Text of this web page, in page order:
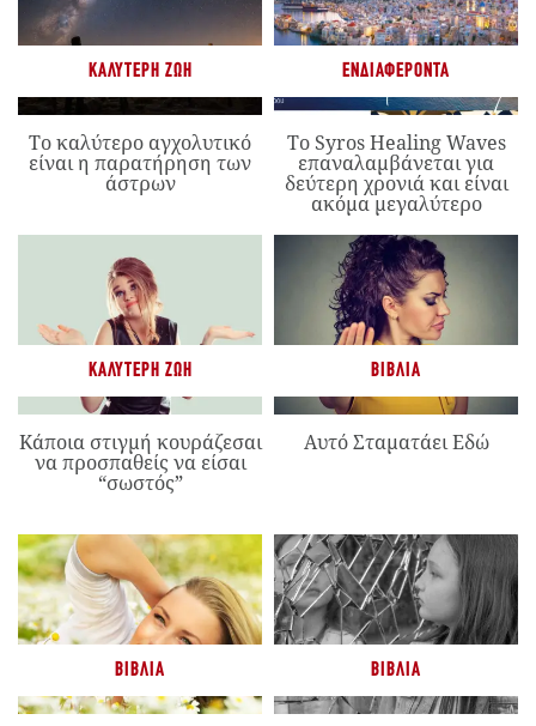
ΚΑΛΎΤΕΡΗ ΖΩΉ
Το καλύτερο αγχολυτικό
είναι η παρατήρηση των
άστρων
ΕΝΔΙΑΦΈΡΟΝΤΑ
Το Syros Healing Waves
επαναλαμβάνεται για
δεύτερη χρονιά και είναι
ακόμα μεγαλύτερο
ΚΑΛΎΤΕΡΗ ΖΩΉ
Κάποια στιγμή κουράζεσαι
να προσπαθείς να είσαι
“σωστός”
ΒΙΒΛΊΑ
Αυτό Σταματάει Εδώ
ΒΙΒΛΊΑ ΒΙΒΛΊΑ